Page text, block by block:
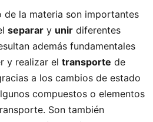
de la materia son importantes
separar y unir diferentes
además fundamentales
y realizar el transporte de
a los cambios de estado
compuestos o elementos
Son también